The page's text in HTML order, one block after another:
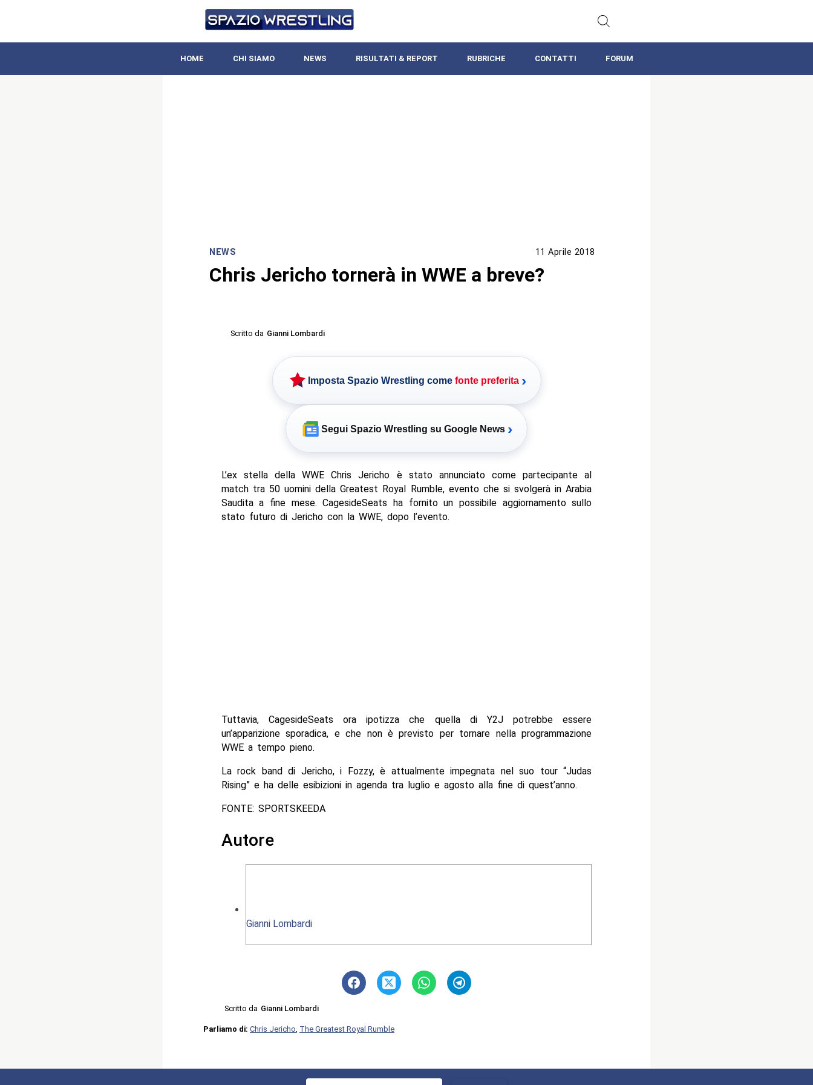
HOME CHI SIAMO NEWS RISULTATI & REPORT RUBRICHE CONTATTI FORUM
NEWS 11 Aprile 2018
Chris Jericho tornerà in WWE a breve?
Scritto da Gianni Lombardi
Imposta Spazio Wrestling come fonte preferita ›
Segui Spazio Wrestling su Google News ›
L’ex stella della WWE Chris Jericho è stato annunciato come partecipante al
match tra 50 uomini della Greatest Royal Rumble, evento che si svolgerà in Arabia
Saudita a fine mese. CagesideSeats ha fornito un possibile aggiornamento sullo
stato futuro di Jericho con la WWE, dopo l’evento.
Tuttavia, CagesideSeats ora ipotizza che quella di Y2J potrebbe essere
un’apparizione sporadica, e che non è previsto per tornare nella programmazione
WWE a tempo pieno.
La rock band di Jericho, i Fozzy, è attualmente impegnata nel suo tour “Judas
Rising” e ha delle esibizioni in agenda tra luglio e agosto alla fine di quest’anno.
FONTE: SPORTSKEEDA
Autore
Gianni Lombardi
Scritto da Gianni Lombardi
Parliamo di: Chris Jericho The Greatest Royal Rumble